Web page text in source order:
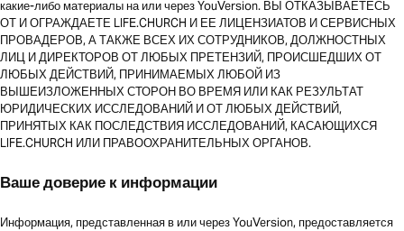
какие-либо материалы на или через YouVersion. ВЫ ОТКАЗЫВАЕТЕСЬ
ОТ И ОГРАЖДАЕТЕ LIFE.CHURCH И ЕЕ ЛИЦЕНЗИАТОВ И СЕРВИСНЫХ
ПРОВАДЕРОВ, А ТАКЖЕ ВСЕХ ИХ СОТРУДНИКОВ, ДОЛЖНОСТНЫХ
ЛИЦ И ДИРЕКТОРОВ ОТ ЛЮБЫХ ПРЕТЕНЗИЙ, ПРОИСШЕДШИХ ОТ
ЛЮБЫХ ДЕЙСТВИЙ, ПРИНИМАЕМЫХ ЛЮБОЙ ИЗ
ВЫШЕИЗЛОЖЕННЫХ СТОРОН ВО ВРЕМЯ ИЛИ КАК РЕЗУЛЬТАТ
ЮРИДИЧЕСКИХ ИССЛЕДОВАНИЙ И ОТ ЛЮБЫХ ДЕЙСТВИЙ,
ПРИНЯТЫХ КАК ПОСЛЕДСТВИЯ ИССЛЕДОВАНИЙ, КАСАЮЩИХСЯ
LIFE.CHURCH ИЛИ ПРАВООХРАНИТЕЛЬНЫХ ОРГАНОВ.
Ваше доверие к информации
Информация, представленная в или через YouVersion, предоставляется